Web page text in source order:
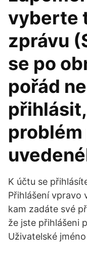
vyberte
zprávu
se po
pořád
problém
K účtu se
Přihlášení vpravo
kam zadáte své
že jste přihlášeni
Uživatelské